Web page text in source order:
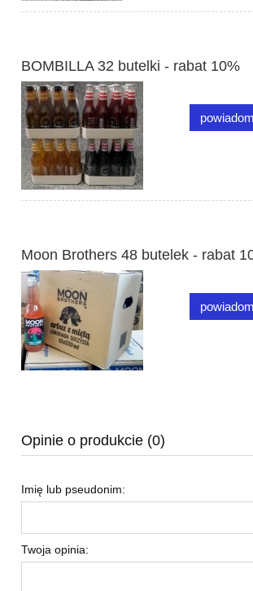
BOMBILLA 32 butelki - rabat 10%
Moon Brothers 48 butelek - rabat
Opinie o produkcie (0)
Imię lub pseudonim:
Twoja opinia: